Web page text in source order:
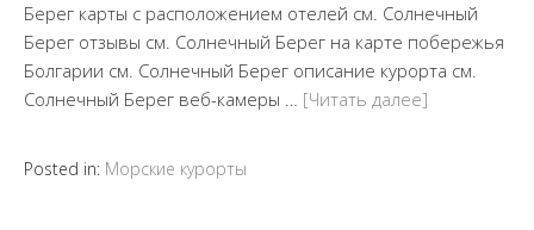
Берег карты с расположением отелей см. Солнечный
Берег отзывы см. Солнечный Берег на карте побережья
Болгарии см. Солнечный Берег описание курорта см.
Солнечный Берег веб-камеры … [Читать далее]
Posted in: Морские курорты